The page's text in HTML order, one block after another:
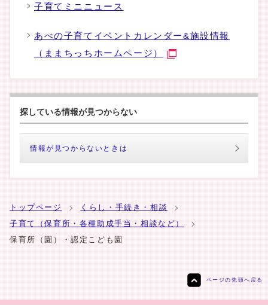
子育てミニニュース
あべの子育てイベントカレンダー&施設情報
（ままちっちホームページ）
探している情報が見つからない
情報が見つからないときは
トップページ
くらし・手続き・相談
子育て（保育所・各種助成手当・相談など）
保育所（園）・認定こども園
ページの先頭へ戻る